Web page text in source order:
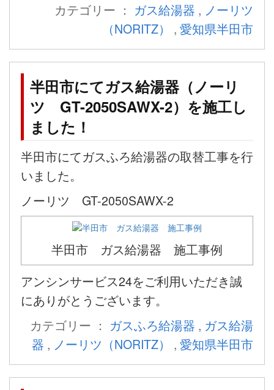
カテゴリー ： ガス給湯器 , ノーリツ
（NORITZ）
, 愛知県半田市
半田市にてガス給湯器（ノーリ
ツ GT-2050SAWX-2）を施工し
ました！
半田市にてガスふろ給湯器の取替工事を行
いました。
ノーリツ GT-2050SAWX-2
半田市 ガス給湯器 施工事例
アンシンサービス24をご利用いただき誠
にありがとうございます。
カテゴリー ： ガスふろ給湯器 , ガス給湯
器 , ノーリツ（NORITZ） , 愛知県半田市